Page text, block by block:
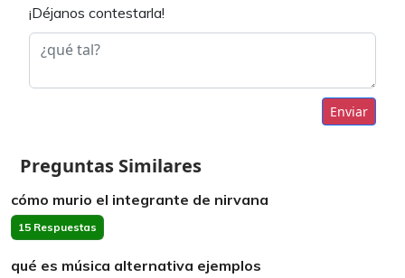
¡Déjanos contestarla!
Enviar
Preguntas Similares
cómo murio el integrante de nirvana
15 Respuestas
qué es música alternativa ejemplos